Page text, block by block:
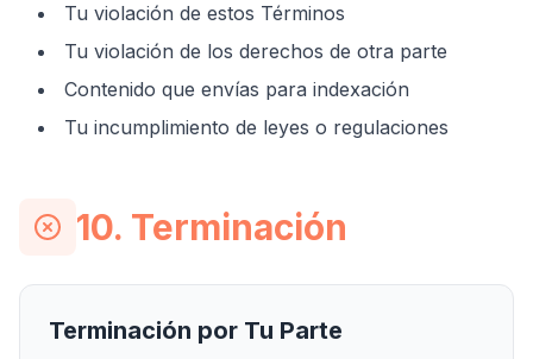
Tu violación de estos Términos
Tu violación de los derechos de otra parte
Contenido que envías para indexación
Tu incumplimiento de leyes o regulaciones
10. Terminación
Terminación por Tu Parte